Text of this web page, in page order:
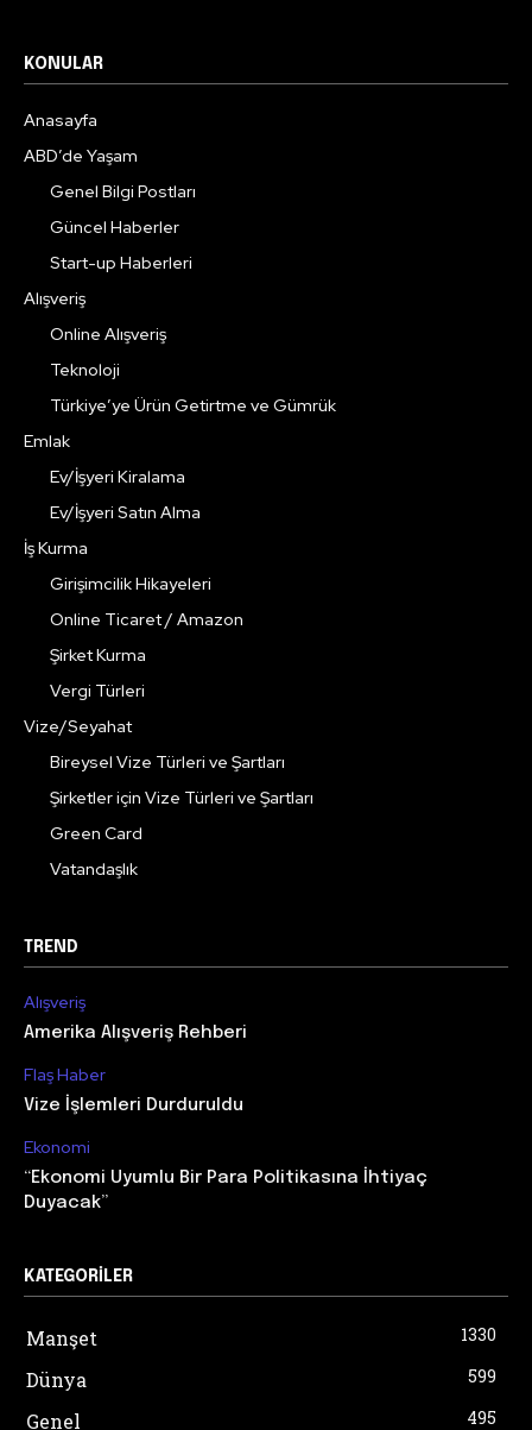
KONULAR
Anasayfa
ABD’de Yaşam
Genel Bilgi Postları
Güncel Haberler
Start-up Haberleri
Alışveriş
Online Alışveriş
Teknoloji
Türkiye’ye Ürün Getirtme ve Gümrük
Emlak
Ev/İşyeri Kiralama
Ev/İşyeri Satın Alma
İş Kurma
Girişimcilik Hikayeleri
Online Ticaret / Amazon
Şirket Kurma
Vergi Türleri
Vize/Seyahat
Bireysel Vize Türleri ve Şartları
Şirketler için Vize Türleri ve Şartları
Green Card
Vatandaşlık
TREND
Alışveriş
Amerika Alışveriş Rehberi
Flaş Haber
Vize İşlemleri Durduruldu
Ekonomi
“Ekonomi Uyumlu Bir Para Politikasına İhtiyaç
Duyacak”
KATEGORILER
Manşet 1330
Dünya 599
Genel 495